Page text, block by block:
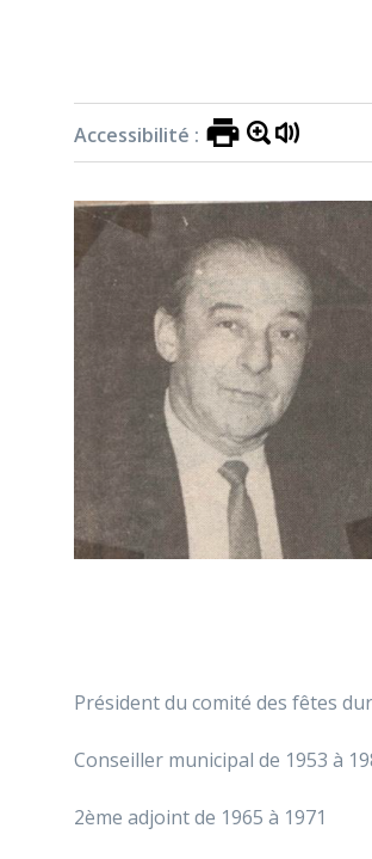
Accessibilité :
Président du comité des fêtes
Conseiller municipal de 1953 à
2ème adjoint de 1965 à 1971